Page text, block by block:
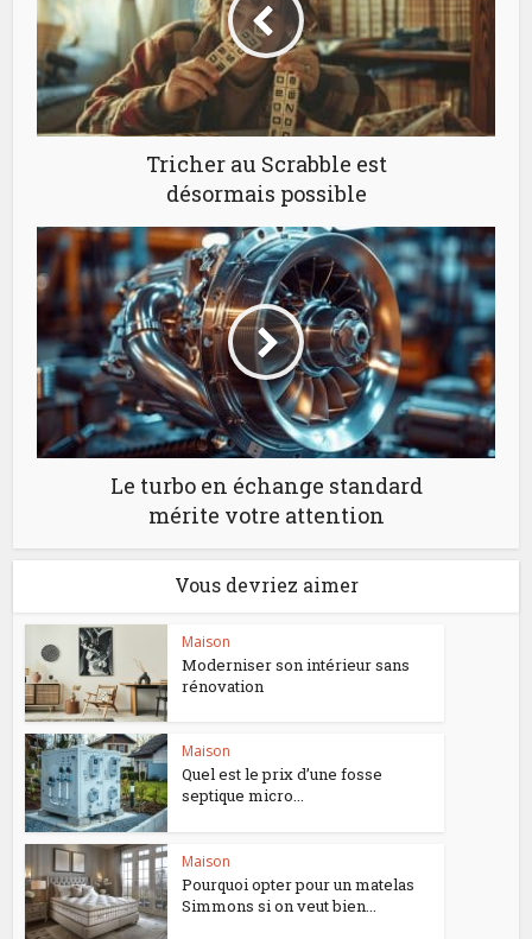
Tricher au Scrabble est
désormais possible
Le turbo en échange standard
mérite votre attention
Vous devriez aimer
Maison
Moderniser son intérieur sans
rénovation
Maison
Quel est le prix d’une fosse
septique micro...
Maison
Pourquoi opter pour un matelas
Simmons si on veut bien...